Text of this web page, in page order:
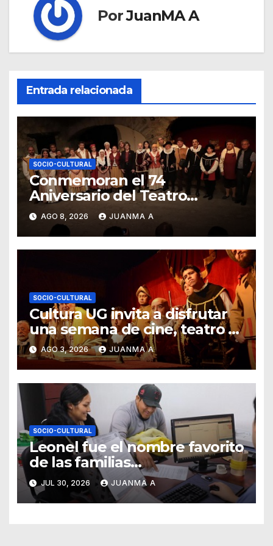
PorJuanMA A
Entrada relacionada
SOCIO-CULTURAL
Conmemoran el 74
Aniversario del Teatro
Universitario con una
representación del “Retablillo
jovial”
AGO 8, 2026 JUANMA A
SOCIO-CULTURAL
Cultura UG invita a disfrutar
una semana de cine, teatro y
exposiciones artísticas
AGO 3, 2026 JUANMA A
SOCIO-CULTURAL
Leonel fue el nombre favorito
de las familias
guanajuatenses
JUL 30, 2026 JUANMA A